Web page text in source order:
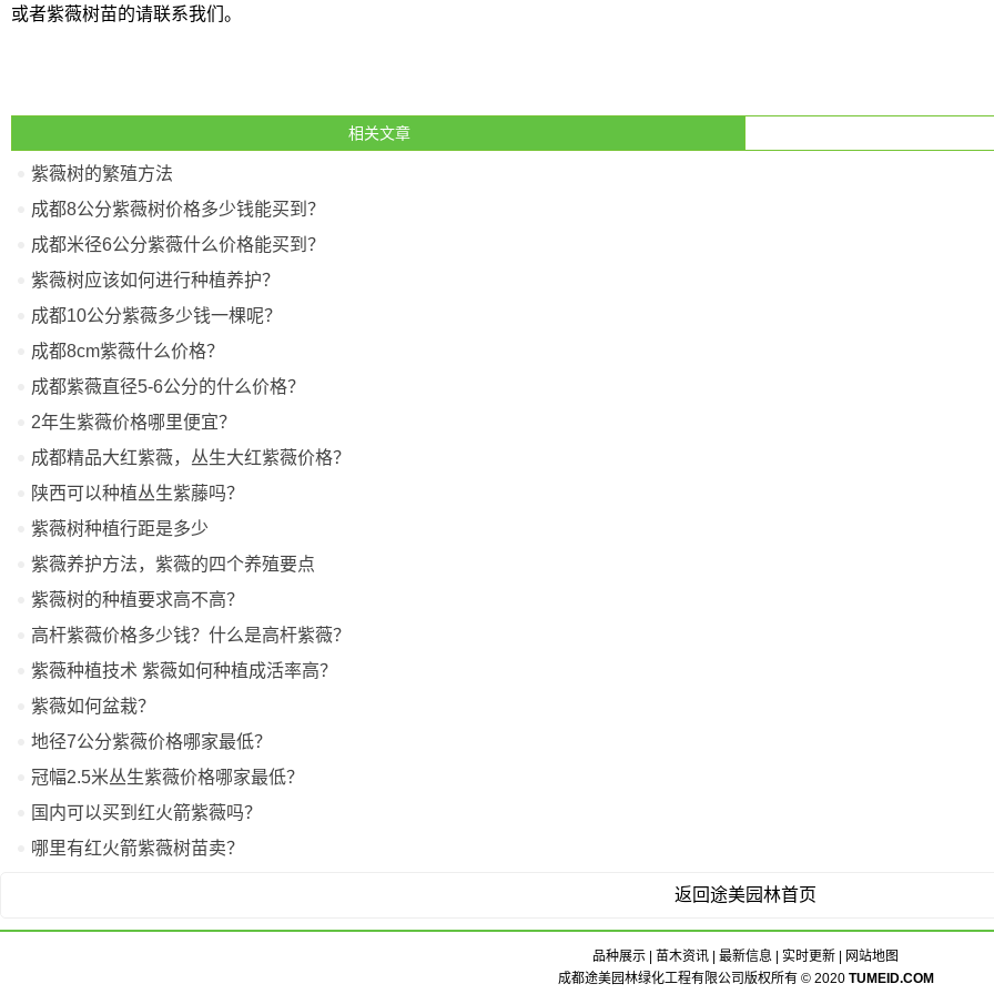
或者紫薇树苗的请联系我们。
相关文章
紫薇树的繁殖方法
成都8公分紫薇树价格多少钱能买到？
成都米径6公分紫薇什么价格能买到？
紫薇树应该如何进行种植养护？
成都10公分紫薇多少钱一棵呢？
成都8cm紫薇什么价格？
成都紫薇直径5-6公分的什么价格？
2年生紫薇价格哪里便宜？
成都精品大红紫薇，丛生大红紫薇价格？
陕西可以种植丛生紫藤吗？
紫薇树种植行距是多少
紫薇养护方法，紫薇的四个养殖要点
紫薇树的种植要求高不高？
高杆紫薇价格多少钱？什么是高杆紫薇？
紫薇种植技术 紫薇如何种植成活率高？
紫薇如何盆栽？
地径7公分紫薇价格哪家最低？
冠幅2.5米丛生紫薇价格哪家最低？
国内可以买到红火箭紫薇吗？
哪里有红火箭紫薇树苗卖？
返回途美园林首页
品种展示 苗木资讯 最新信息 实时更新
网站地图
成都途美园林绿化工程有限公司版权所有 © 2020 TUMEID.COM